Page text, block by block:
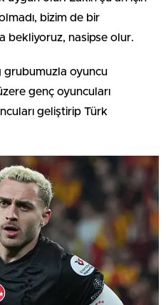
bizim de bir
bekliyoruz, nasipse olur.
grubumuzla oyuncu
genç oyuncuları
geliştirip Türk